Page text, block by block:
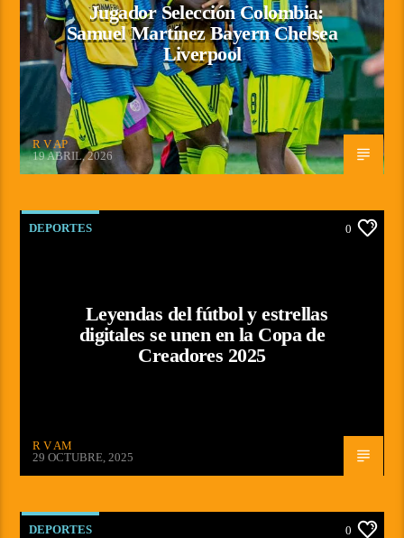
Jugador Selección Colombia:
Samuel Martínez Bayern Chelsea
Liverpool
R V AP
19 ABRIL, 2026
DEPORTES 0
Leyendas del fútbol y estrellas
digitales se unen en la Copa de
Creadores 2025
R V AM
29 OCTUBRE, 2025
DEPORTES 0